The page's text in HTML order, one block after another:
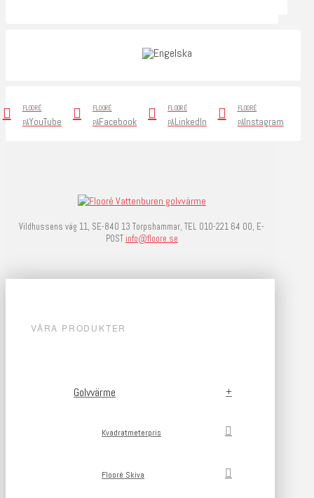
FLOORÉ
PÅYouTube
FLOORÉ
PÅFacebook
FLOORÉ
PÅLinkedIn
FLOORÉ
PÅInstagram
Vildhussens väg 11, SE-840 13 Torpshammar, TEL 010-221 64 00, E-
POST info@floore.se
VÅRA PRODUKTER
Golvvärme
Kvadratmeterpris
Flooré Skiva